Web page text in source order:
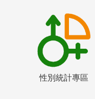
性別統計專區